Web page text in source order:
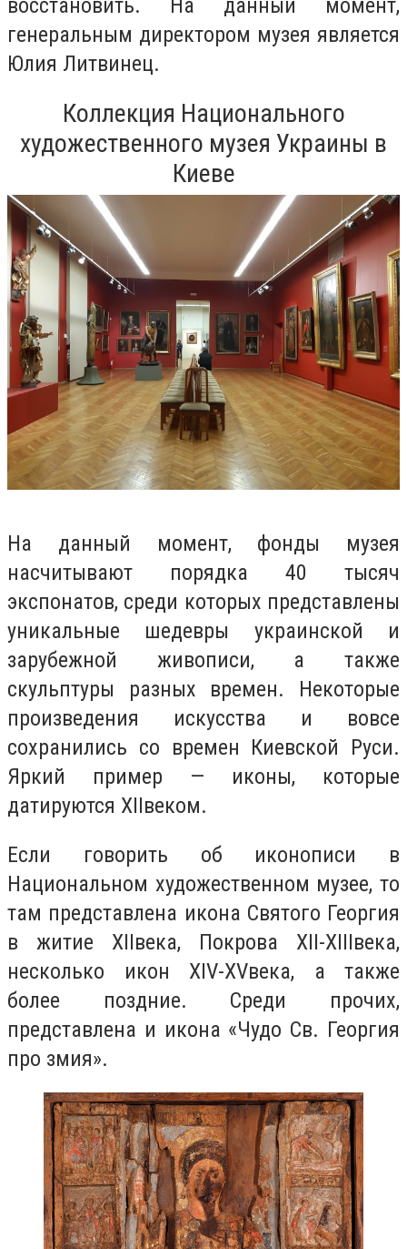
восстановить. На данный момент,
генеральным директором музея является
Юлия Литвинец.
Коллекция Национального
художественного музея Украины в
Киеве
На данный момент, фонды музея
насчитывают порядка 40 тысяч
экспонатов, среди которых представлены
уникальные шедевры украинской и
зарубежной живописи, а также
скульптуры разных времен. Некоторые
произведения искусства и вовсе
сохранились со времен Киевской Руси.
Яркий пример — иконы, которые
датируются XIIвеком.
Если говорить об иконописи в
Национальном художественном музее, то
там представлена икона Святого Георгия
в житие XIIвека, Покрова XII-XIIIвека,
несколько икон XIV-XVвека, а также
более поздние. Среди прочих,
представлена и икона «Чудо Св. Георгия
про змия».